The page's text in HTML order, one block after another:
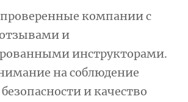
компании с
и
инструкторами.
на соблюдение
и качество